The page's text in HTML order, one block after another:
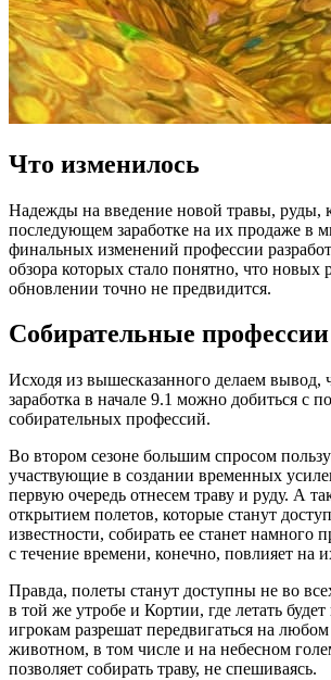
Что изменилось
Надежды на введение новой травы, руды,
последующем заработке на их продаже в
финальных изменений профессии
обзора которых стало понятно, что новых
обновлении точно не предвидится.
Собирательные профессии
Исходя из вышесказанного делаем вывод,
заработка в начале 9.1 можно добиться с
собирательных профессий.
Во втором сезоне большим спросом
участвующие в создании временных
первую очередь отнесем траву и руду. А
открытием полетов, которые станут
известности, собирать ее станет намного
с течение времени, конечно, повлияет на
Правда, полеты станут доступны не во
в той же утробе и Кортии, где летать
игрокам разрешат передвигаться на
животном, в том числе и на небесном
позволяет собирать траву, не спешиваясь.